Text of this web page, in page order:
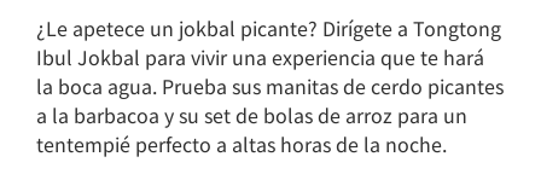
¿Le apetece un jokbal picante? Dirígete a Tongtong
Ibul Jokbal para vivir una experiencia que te hará
la boca agua. Prueba sus manitas de cerdo picantes
a la barbacoa y su set de bolas de arroz para un
tentempié perfecto a altas horas de la noche.